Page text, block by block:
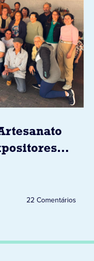
22 Comentários